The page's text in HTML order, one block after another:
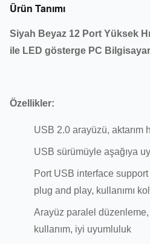
Ürün Tanımı
Siyah Beyaz 12 Port Yüksek
ile LED gösterge PC
Özellikler:
USB 2.0 arayüzü, aktarım
USB sürümüyle aşağıya
Port USB interface
plug and play, kullanımı
Arayüz paralel
kullanım, iyi uyumluluk